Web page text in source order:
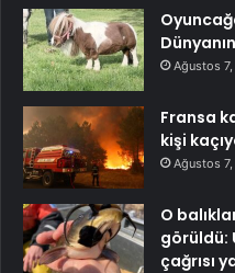
Ağustos
Fransa
kişi
Ağustos
O
görüldü:
çağrısı